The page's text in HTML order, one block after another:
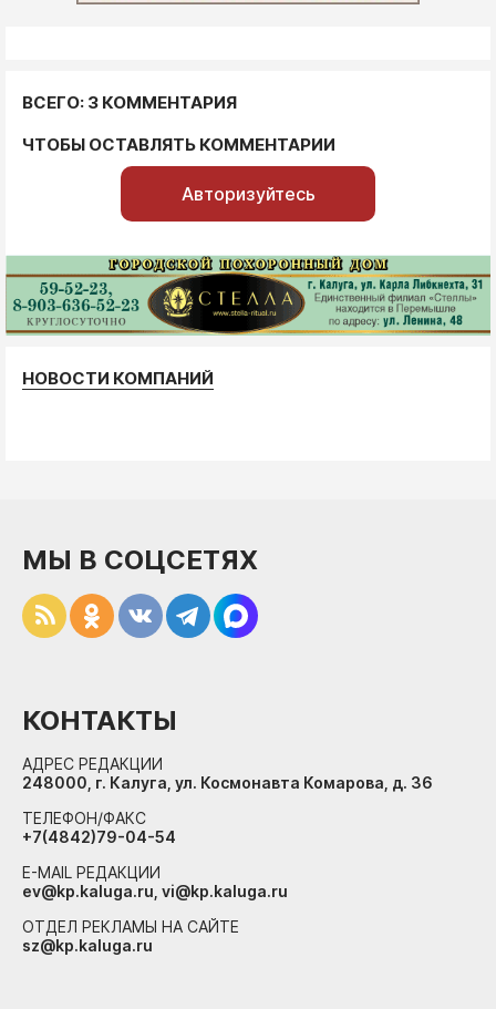
ВСЕГО: 3 КОММЕНТАРИЯ
ЧТОБЫ ОСТАВЛЯТЬ КОММЕНТАРИИ
Авторизуйтесь
НОВОСТИ КОМПАНИЙ
МЫ В СОЦСЕТЯХ
КОНТАКТЫ
АДРЕС РЕДАКЦИИ
248000, г. Калуга, ул. Космонавта Комарова, д. 36
ТЕЛЕФОН/ФАКС
+7(4842)79-04-54
E-MAIL РЕДАКЦИИ
ev@kp.kaluga.ru, vi@kp.kaluga.ru
ОТДЕЛ РЕКЛАМЫ НА САЙТЕ
sz@kp.kaluga.ru